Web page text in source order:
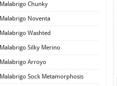
Malabrigo Chunky
Malabrigo Noventa
Malabrigo Washted
Malabrigo Silky Merino
Malabrigo Arroyo
Malabrigo Sock Metamorphosis